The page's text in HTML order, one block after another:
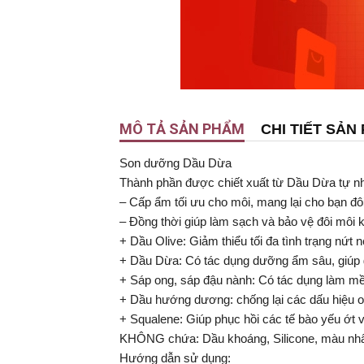
MÔ TẢ SẢN PHẨM CHI TIẾT SẢN
Son dưỡng Dầu Dừa
Thành phần được chiết xuất từ Dầu Dừa tự
– Cấp ẩm tối ưu cho môi, mang lại cho bạn
– Đồng thời giúp làm sạch và bảo vệ đôi
+ Dầu Olive: Giảm thiểu tối đa tình trạng nứt
+ Dầu Dừa: Có tác dụng dưỡng ẩm sâu, giúp
+ Sáp ong, sáp đậu nành: Có tác dụng làm
+ Dầu hướng dương: chống lại các dấu hiệu
+ Squalene: Giúp phục hồi các tế bào yếu ớt
KHÔNG chứa: Dầu khoáng, Silicone, màu
Hướng dẫn sử dụng: